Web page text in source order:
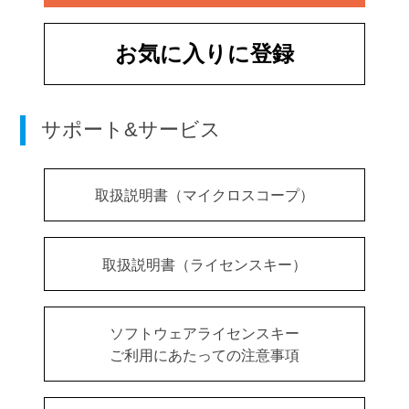
お気に入りに登録
サポート&サービス
取扱説明書（マイクロスコープ）
取扱説明書（ライセンスキー）
ソフトウェアライセンスキー
ご利用にあたっての注意事項